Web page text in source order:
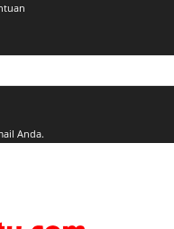
Anda.